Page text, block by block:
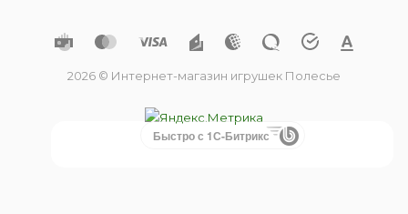
2026 © Интернет-магазин игрушек Полесье
Быстро с 1С-Битрикс